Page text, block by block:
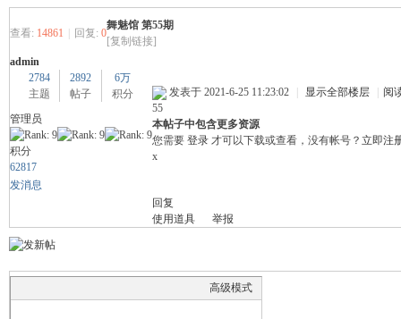
秀 » ›
查看: 14861 回复: 0
舞魅馆 第55期
[复制链接]
admin
2784
主题
2892
帖子
6万
积分
管理员
积分
62817
发消息
发表于 2021-6-25 11:23:02 显示全部楼层
阅
55
本帖子中包含更多资源
您需要 登录 才可以下载或查看，没有帐号？ 立即注
x
回复
使用道具
举报
高级模式